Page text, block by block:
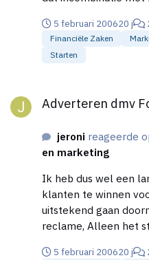
5 februari 200620 j
Financiële Zaken
Starten
Adverteren dmv
jeroni reageerde
en marketing
Ik heb dus wel een
klanten te winnen
uitstekend gaan
reclame, Alleen het starten en klanten beginnen te
5 februari 200620 j